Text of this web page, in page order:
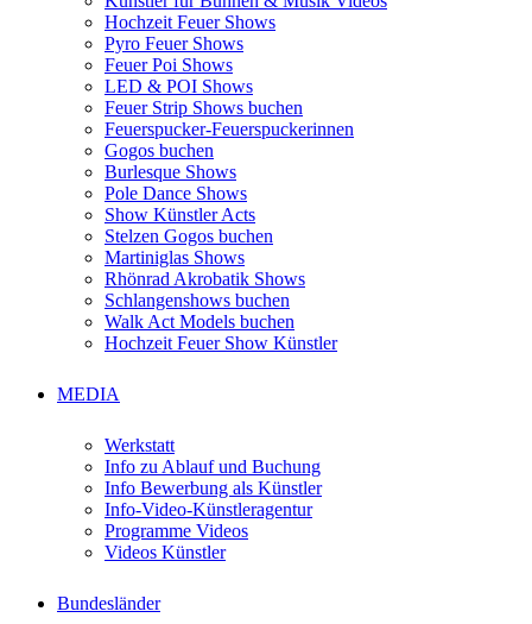
Hochzeit Feuer Shows
Pyro Feuer Shows
Feuer Poi Shows
LED & POI Shows
Feuer Strip Shows buchen
Feuerspucker-Feuerspuckerinnen
Gogos buchen
Burlesque Shows
Pole Dance Shows
Show Künstler Acts
Stelzen Gogos buchen
Martiniglas Shows
Rhönrad Akrobatik Shows
Schlangenshows buchen
Walk Act Models buchen
Hochzeit Feuer Show Künstler
MEDIA
Werkstatt
Info zu Ablauf und Buchung
Info Bewerbung als Künstler
Info-Video-Künstleragentur
Programme Videos
Videos Künstler
Bundesländer